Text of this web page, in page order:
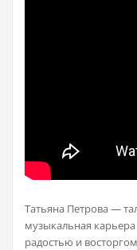
Татьяна Петрова —
музыкальная
радостью и